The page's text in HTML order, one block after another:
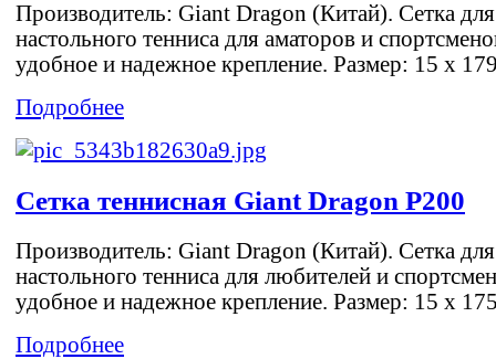
Производитель: Giant Dragon (Китай). Сетка для
настольного тенниса для аматоров и
удобное и надежное крепление. Размер: 15 х
Подробнее
Сетка теннисная Giant Dragon P200
Производитель: Giant Dragon (Китай). Сетка для
настольного тенниса для любителей и
удобное и надежное крепление. Размер: 15 х
Подробнее